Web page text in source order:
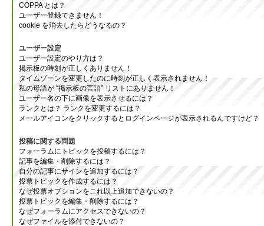
COPPA とは？
ユーザー登録できません！
cookie を消去したらどうなるの？
ユーザー設定
ユーザー設定のやり方は？
掲示板の時刻が正しくありません！
タイムゾーンを変更したのに時刻が正しく表示されません！
私の母語が “掲示板の言語” リストにありません！
ユーザー名の下に画像を表示させるには？
ランクとは？ ランクを変更するには？
メールアイコンをクリックするとログインページが表示されるんですけど？
投稿に関する問題
フォーラムにトピックを投稿するには？
記事を編集・削除するには？
自分の記事にサインを追加するには？
投票トピックを作成するには？
なぜ投票オプションをこれ以上追加できないの？
投票トピックを編集・削除するには？
なぜフォーラムにアクセスできないの？
なぜファイルを添付できないの？